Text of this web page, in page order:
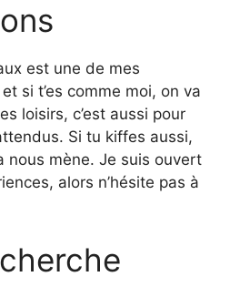
est une de mes
si t’es comme moi, on va
loisirs, c’est aussi pour
Si tu kiffes aussi,
nous mène. Je suis ouvert
alors n’hésite pas à